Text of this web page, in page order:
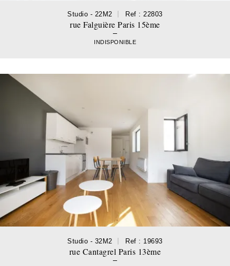
Studio - 22M2 Ref : 22803
rue Falguière Paris 15ème
INDISPONIBLE
Studio - 32M2 Ref : 19693
rue Cantagrel Paris 13ème